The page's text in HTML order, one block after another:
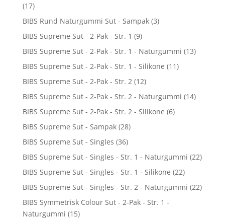
(17)
BIBS Rund Naturgummi Sut - Sampak (3)
BIBS Supreme Sut - 2-Pak - Str. 1 (9)
BIBS Supreme Sut - 2-Pak - Str. 1 - Naturgummi (13)
BIBS Supreme Sut - 2-Pak - Str. 1 - Silikone (11)
BIBS Supreme Sut - 2-Pak - Str. 2 (12)
BIBS Supreme Sut - 2-Pak - Str. 2 - Naturgummi (14)
BIBS Supreme Sut - 2-Pak - Str. 2 - Silikone (6)
BIBS Supreme Sut - Sampak (28)
BIBS Supreme Sut - Singles (36)
BIBS Supreme Sut - Singles - Str. 1 - Naturgummi (22)
BIBS Supreme Sut - Singles - Str. 1 - Silikone (22)
BIBS Supreme Sut - Singles - Str. 2 - Naturgummi (22)
BIBS Symmetrisk Colour Sut - 2-Pak - Str. 1 -
Naturgummi (15)